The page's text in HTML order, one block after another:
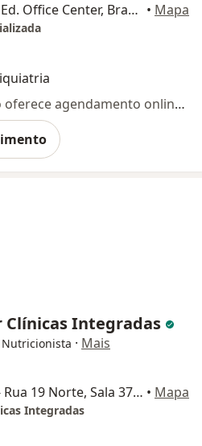
SGAS 915 - sala 203 - Ed. Office Center, Brasília • Mapa
Esse especialista não oferece agendamento online para esse endereço.
Integradas
· Mais
Duo Residence Mall - Rua 19 Norte, Sala 37, Águas Claras, Brasília • Mapa
Integradas